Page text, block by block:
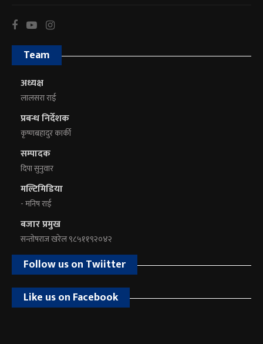
Team
अध्यक्ष
लालसरा राई
प्रबन्ध निर्देशक
कृष्णबहादुर कार्की
सम्पादक
दिपा सुनुवार
मल्टिमिडिया
- मनिष राई
बजार प्रमुख
सन्तोषराज खरेल ९८५११९२०४२
Follow us on Twiitter
Like us on Facebook